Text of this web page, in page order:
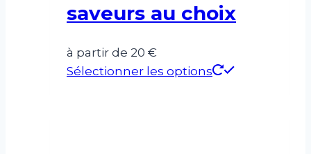
saveurs au choix
à partir de 20 €
Sélectionner les options